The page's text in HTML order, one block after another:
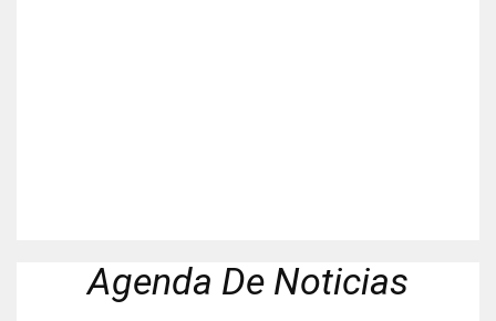
Agenda De Noticias